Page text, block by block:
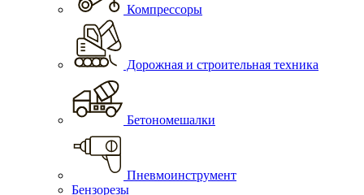
Компрессоры
Дорожная и строительная техника
Бетономешалки
Пневмоинструмент
Бензорезы